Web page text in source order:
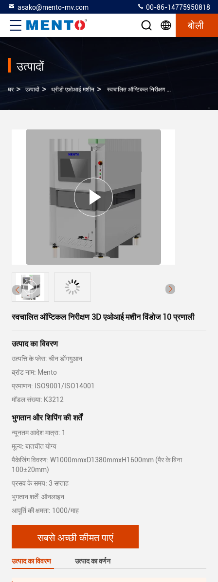
asako@mento-mv.com 00-86-14775950818
बोली
उत्पादों
घर > उत्पादों > थ्रीडी एओआई मशीन > स्वचालित ऑप्टिकल निरीक्षण 3D एओआई मशीन विंडोज 10 प्रणाली
स्वचालित ऑप्टिकल निरीक्षण 3D एओआई मशीन विंडोज 10 प्रणाली
उत्पाद का विवरण
उत्पत्ति के प्लेस: चीन डोंगगुआन
ब्रांड नाम: Mento
प्रमाणन: ISO9001/ISO14001
मॉडल संख्या: K3212
भुगतान और शिपिंग की शर्तें
न्यूनतम आदेश मात्रा: 1
मूल्य: बातचीत योग्य
पैकेजिंग विवरण: W1000mmxD1380mmxH1600mm (पैर के बिना
100±20mm)
प्रसव के समय: 3 सप्ताह
भुगतान शर्तें: ऑनलाइन
आपूर्ति की क्षमता: 1000/माह
सबसे अच्छी कीमत पाएं
उत्पाद का विवरण उत्पाद का वर्णन